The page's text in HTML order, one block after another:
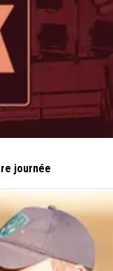
journée